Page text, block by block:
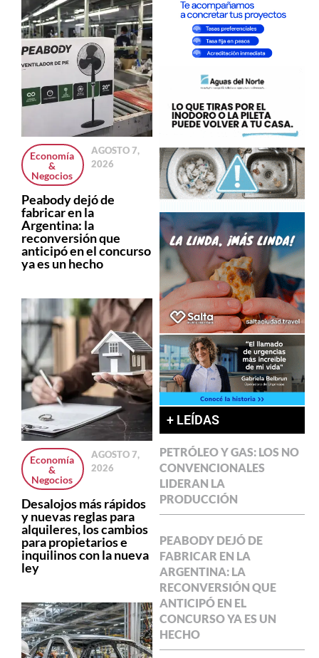
Economía
&
Negocios
AGOSTO 7,
2026
Peabody dejó de
fabricar en la
Argentina: la
reconversión que
anticipó en el concurso
ya es un hecho
Economía
&
Negocios
AGOSTO 7,
2026
Desalojos más rápidos
y nuevas reglas para
alquileres, los cambios
para propietarios e
inquilinos con la nueva
ley
+ LEÍDAS
PETRÓLEO Y GAS: LOS NO
CONVENCIONALES
LIDERAN LA
PRODUCCIÓN
PEABODY DEJÓ DE
FABRICAR EN LA
ARGENTINA: LA
RECONVERSIÓN QUE
ANTICIPÓ EN EL
CONCURSO YA ES UN
HECHO